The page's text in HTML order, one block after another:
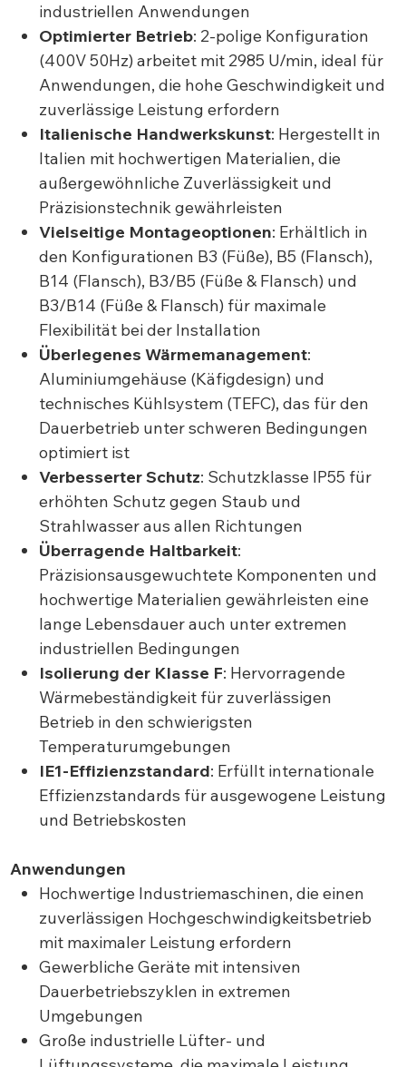
industriellen Anwendungen
Optimierter Betrieb: 2-polige Konfiguration
(400V 50Hz) arbeitet mit 2985 U/min, ideal für
Anwendungen, die hohe Geschwindigkeit und
zuverlässige Leistung erfordern
Italienische Handwerkskunst: Hergestellt in
Italien mit hochwertigen Materialien, die
außergewöhnliche Zuverlässigkeit und
Präzisionstechnik gewährleisten
Vielseitige Montageoptionen: Erhältlich in
den Konfigurationen B3 (Füße), B5 (Flansch),
B14 (Flansch), B3/B5 (Füße & Flansch) und
B3/B14 (Füße & Flansch) für maximale
Flexibilität bei der Installation
Überlegenes Wärmemanagement:
Aluminiumgehäuse (Käfigdesign) und
technisches Kühlsystem (TEFC), das für den
Dauerbetrieb unter schweren Bedingungen
optimiert ist
Verbesserter Schutz: Schutzklasse IP55 für
erhöhten Schutz gegen Staub und
Strahlwasser aus allen Richtungen
Überragende Haltbarkeit:
Präzisionsausgewuchtete Komponenten und
hochwertige Materialien gewährleisten eine
lange Lebensdauer auch unter extremen
industriellen Bedingungen
Isolierung der Klasse F: Hervorragende
Wärmebeständigkeit für zuverlässigen
Betrieb in den schwierigsten
Temperaturumgebungen
IE1-Effizienzstandard: Erfüllt internationale
Effizienzstandards für ausgewogene Leistung
und Betriebskosten
Anwendungen
Hochwertige Industriemaschinen, die einen
zuverlässigen Hochgeschwindigkeitsbetrieb
mit maximaler Leistung erfordern
Gewerbliche Geräte mit intensiven
Dauerbetriebszyklen in extremen
Umgebungen
Große industrielle Lüfter- und